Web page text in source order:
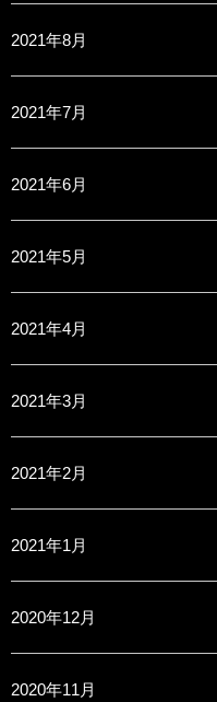
2021年8月
2021年7月
2021年6月
2021年5月
2021年4月
2021年3月
2021年2月
2021年1月
2020年12月
2020年11月